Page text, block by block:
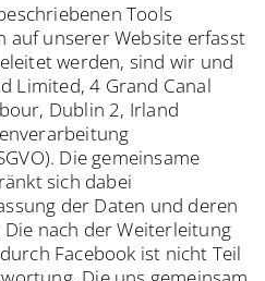
Tools
auf unserer Website erfasst
werden, sind wir und
Limited, 4 Grand Canal
Dublin 2, Irland
Die gemeinsame
sich dabei
der Daten und deren
nach der Weiterleitung
Facebook ist nicht Teil